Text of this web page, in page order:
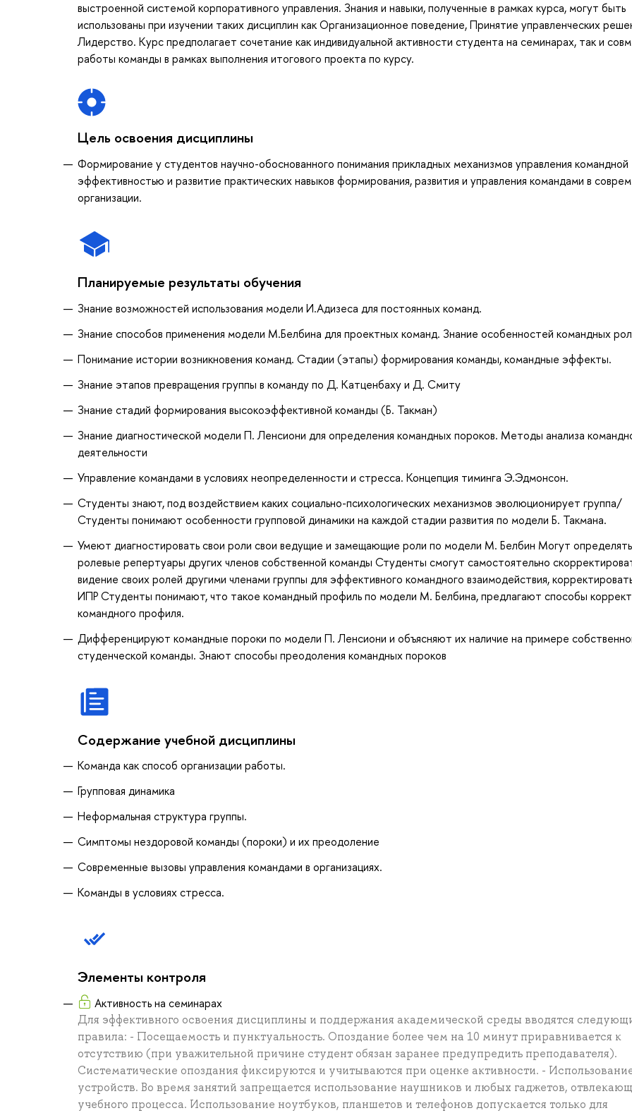
выстроенной системой корпоративного управления. Знания и навыки, полученные в рамках курса, могут быть
использованы при изучении таких дисциплин как Организационное поведение, Принятие управленческих
Лидерство. Курс предполагает сочетание как индивидуальной активности студента на семинарах, так и
работы команды в рамках выполнения итогового проекта по курсу.
Цель освоения дисциплины
Формирование у студентов научно-обоснованного понимания прикладных механизмов управления командной
эффективностью и развитие практических навыков формирования, развития и управления командами в
организации.
Планируемые результаты обучения
Знание возможностей использования модели И.Адизеса для постоянных команд.
Знание способов применения модели М.Белбина для проектных команд. Знание особенностей командных
Понимание истории возникновения команд. Стадии (этапы) формирования команды, командные эффекты.
Знание этапов превращения группы в команду по Д. Катценбаху и Д. Смиту
Знание стадий формирования высокоэффективной команды (Б. Такман)
Знание диагностической модели П. Ленсиони для определения командных пороков. Методы анализа
деятельности
Управление командами в условиях неопределенности и стресса. Концепция тиминга Э.Эдмонсон.
Студенты знают, под воздействием каких социально-психологических механизмов эволюционирует группа/
Студенты понимают особенности групповой динамики на каждой стадии развития по модели Б. Такмана.
Умеют диагностировать свои роли свои ведущие и замещающие роли по модели М. Белбин Могут
ролевые репертуары других членов собственной команды Студенты смогут самостоятельно
видение своих ролей другими членами группы для эффективного командного взаимодействия,
ИПР Студенты понимают, что такое командный профиль по модели М. Белбина, предлагают способы
командного профиля.
Дифференцируют командные пороки по модели П. Ленсиони и объясняют их наличие на примере
студенческой команды. Знают способы преодоления командных пороков
Содержание учебной дисциплины
Команда как способ организации работы.
Групповая динамика
Неформальная структура группы.
Симптомы нездоровой команды (пороки) и их преодоление
Современные вызовы управления командами в организациях.
Команды в условиях стресса.
Элементы контроля
Активность на семинарах
Для эффективного освоения дисциплины и поддержания академической среды вводятся
правила: - Посещаемость и пунктуальность. Опоздание более чем на 10 минут приравнивается к
отсутствию (при уважительной причине студент обязан заранее предупредить преподавателя).
Систематические опоздания фиксируются и учитываются при оценке активности. -
устройств. Во время занятий запрещается использование наушников и любых гаджетов,
учебного процесса. Использование ноутбуков, планшетов и телефонов допускается только для